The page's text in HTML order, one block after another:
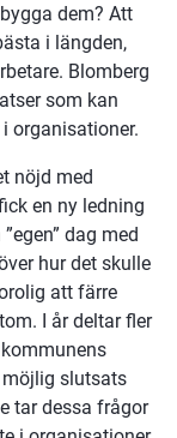
dem? Att
i längden,
Blomberg
som kan
organisationer.
nöjd med
en ny ledning
dag med
hur det skulle
att färre
I år deltar fler
slutsats
tar dessa frågor